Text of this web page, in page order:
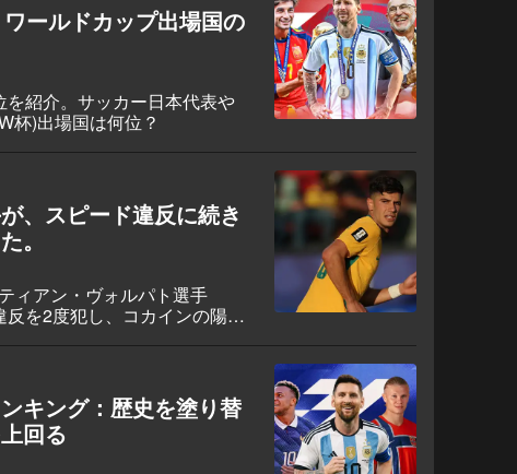
ールドカップ出場国の
紹介。サッカー日本代表や
杯)出場国は何位？
、スピード違反に続き
。
ィアン・ヴォルパト選手
反を2度犯し、コカインの陽性
元警察は彼の国際運転免許証
キング：歴史を塗り替
回る